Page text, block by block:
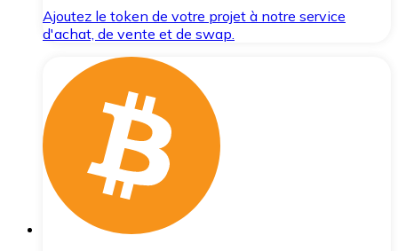
Ajoutez le token de votre projet à notre service
d'achat, de vente et de swap.